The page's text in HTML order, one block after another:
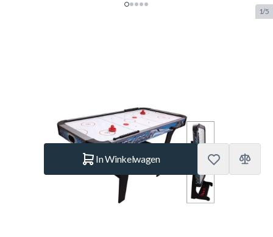
1/5
€ 284,85 Op voorraad
In Winkelwagen